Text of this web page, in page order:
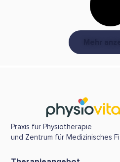
Praxis für Physiotherapie
und Zentrum für Medizinisches